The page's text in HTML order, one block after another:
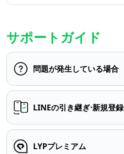
サポートガイド
問題が発生している場合
LINEの引き継ぎ⋅新規登録
LYPプレミアム